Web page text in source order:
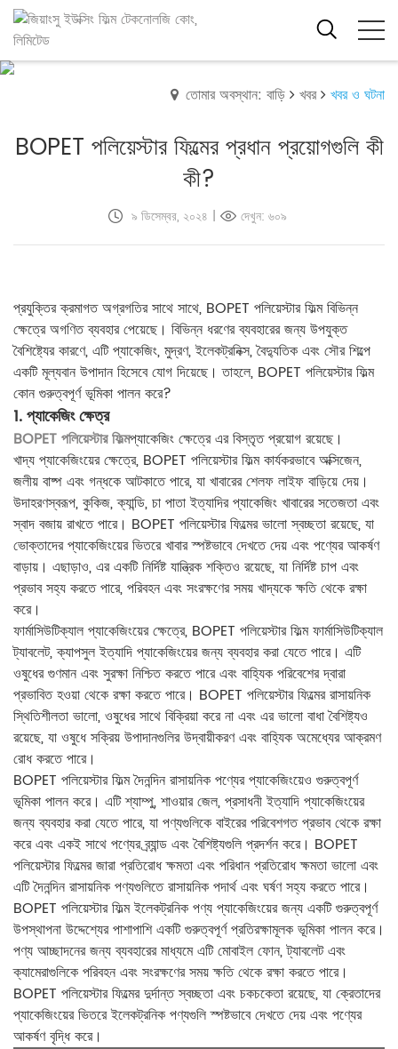
তোমার অবস্থান: বাড়ি খবর খবর ও ঘটনা
BOPET পলিয়েস্টার ফিল্মের প্রধান প্রয়োগগুলি কী
কী?
৯ ডিসেম্বর, ২০২৪ | দেখুন: ৬০৯
প্রযুক্তির ক্রমাগত অগ্রগতির সাথে সাথে, BOPET পলিয়েস্টার ফিল্ম বিভিন্ন
ক্ষেত্রে অগণিত ব্যবহার পেয়েছে। বিভিন্ন ধরণের ব্যবহারের জন্য উপযুক্ত
বৈশিষ্ট্যের কারণে, এটি প্যাকেজিং, মুদ্রণ, ইলেকট্রনিক্স, বৈদ্যুতিক এবং সৌর শিল্পে
একটি মূল্যবান উপাদান হিসেবে যোগ দিয়েছে। তাহলে, BOPET পলিয়েস্টার ফিল্ম
কোন গুরুত্বপূর্ণ ভূমিকা পালন করে?
1. প্যাকেজিং ক্ষেত্র
BOPET পলিয়েস্টার ফিল্মপ্যাকেজিং ক্ষেত্রে এর বিস্তৃত প্রয়োগ রয়েছে।
খাদ্য প্যাকেজিংয়ের ক্ষেত্রে, BOPET পলিয়েস্টার ফিল্ম কার্যকরভাবে অক্সিজেন,
জলীয় বাষ্প এবং গন্ধকে আটকাতে পারে, যা খাবারের শেলফ লাইফ বাড়িয়ে দেয়।
উদাহরণস্বরূপ, কুকিজ, ক্যান্ডি, চা পাতা ইত্যাদির প্যাকেজিং খাবারের সতেজতা এবং
স্বাদ বজায় রাখতে পারে। BOPET পলিয়েস্টার ফিল্মের ভালো স্বচ্ছতা রয়েছে, যা
ভোক্তাদের প্যাকেজিংয়ের ভিতরে খাবার স্পষ্টভাবে দেখতে দেয় এবং পণ্যের আকর্ষণ
বাড়ায়। এছাড়াও, এর একটি নির্দিষ্ট যান্ত্রিক শক্তিও রয়েছে, যা নির্দিষ্ট চাপ এবং
প্রভাব সহ্য করতে পারে, পরিবহন এবং সংরক্ষণের সময় খাদ্যকে ক্ষতি থেকে রক্ষা
করে।
ফার্মাসিউটিক্যাল প্যাকেজিংয়ের ক্ষেত্রে, BOPET পলিয়েস্টার ফিল্ম ফার্মাসিউটিক্যাল
ট্যাবলেট, ক্যাপসুল ইত্যাদি প্যাকেজিংয়ের জন্য ব্যবহার করা যেতে পারে। এটি
ওষুধের গুণমান এবং সুরক্ষা নিশ্চিত করতে পারে এবং বাহ্যিক পরিবেশের দ্বারা
প্রভাবিত হওয়া থেকে রক্ষা করতে পারে। BOPET পলিয়েস্টার ফিল্মের রাসায়নিক
স্থিতিশীলতা ভালো, ওষুধের সাথে বিক্রিয়া করে না এবং এর ভালো বাধা বৈশিষ্ট্যও
রয়েছে, যা ওষুধে সক্রিয় উপাদানগুলির উদ্বায়ীকরণ এবং বাহ্যিক অমেধ্যের আক্রমণ
রোধ করতে পারে।
BOPET পলিয়েস্টার ফিল্ম দৈনন্দিন রাসায়নিক পণ্যের প্যাকেজিংয়েও গুরুত্বপূর্ণ
ভূমিকা পালন করে। এটি শ্যাম্পু, শাওয়ার জেল, প্রসাধনী ইত্যাদি প্যাকেজিংয়ের
জন্য ব্যবহার করা যেতে পারে, যা পণ্যগুলিকে বাইরের পরিবেশগত প্রভাব থেকে রক্ষা
করে এবং একই সাথে পণ্যের ব্র্যান্ড এবং বৈশিষ্ট্যগুলি প্রদর্শন করে। BOPET
পলিয়েস্টার ফিল্মের জারা প্রতিরোধ ক্ষমতা এবং পরিধান প্রতিরোধ ক্ষমতা ভালো এবং
এটি দৈনন্দিন রাসায়নিক পণ্যগুলিতে রাসায়নিক পদার্থ এবং ঘর্ষণ সহ্য করতে পারে।
BOPET পলিয়েস্টার ফিল্ম ইলেকট্রনিক পণ্য প্যাকেজিংয়ের জন্য একটি গুরুত্বপূর্ণ
উপস্থাপনা উদ্দেশ্যের পাশাপাশি একটি গুরুত্বপূর্ণ প্রতিরক্ষামূলক ভূমিকা পালন করে।
পণ্য আচ্ছাদনের জন্য ব্যবহারের মাধ্যমে এটি মোবাইল ফোন, ট্যাবলেট এবং
ক্যামেরাগুলিকে পরিবহন এবং সংরক্ষণের সময় ক্ষতি থেকে রক্ষা করতে পারে।
BOPET পলিয়েস্টার ফিল্মের দুর্দান্ত স্বচ্ছতা এবং চকচকেতা রয়েছে, যা ক্রেতাদের
প্যাকেজিংয়ের ভিতরে ইলেকট্রনিক পণ্যগুলি স্পষ্টভাবে দেখতে দেয় এবং পণ্যের
আকর্ষণ বৃদ্ধি করে।